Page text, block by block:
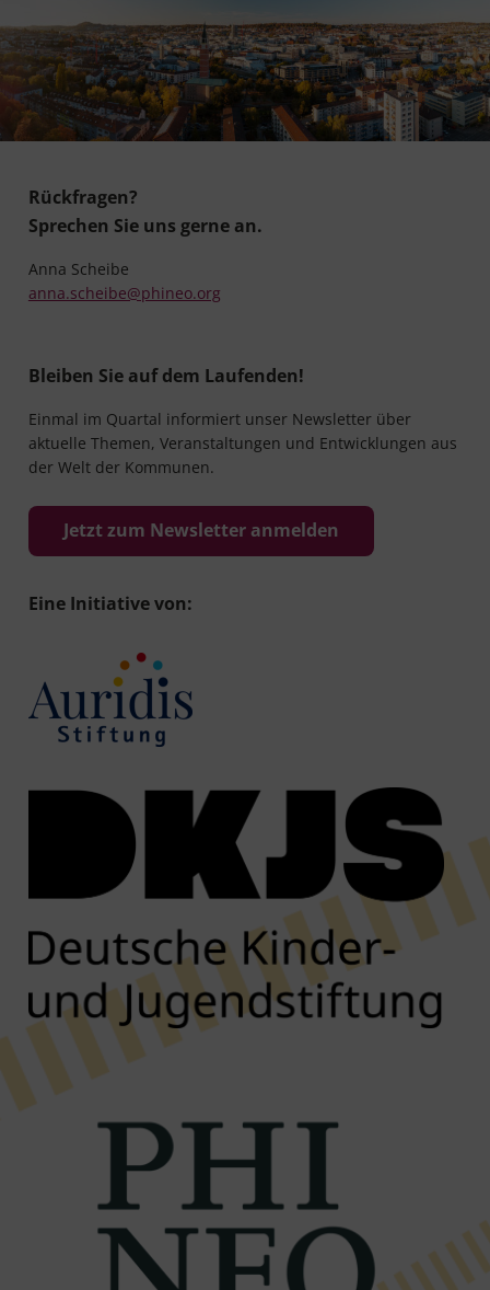
Rückfragen?
Sprechen Sie uns gerne an.
Anna Scheibe
anna.scheibe@phineo.org
Bleiben Sie auf dem Laufenden!
Einmal im Quartal informiert unser Newsletter über
aktuelle Themen, Veranstaltungen und Entwicklungen aus
der Welt der Kommunen.
Jetzt zum Newsletter anmelden
Eine Initiative von: